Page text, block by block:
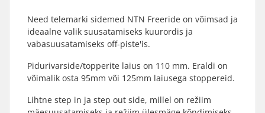
Need telemarki sidemed NTN Freeride on võimsad ja
ideaalne valik suusatamiseks kuurordis ja
vabasuusatamiseks off-piste'is.
Pidurivarside/topperite laius on 110 mm. Eraldi on
võimalik osta 95mm või 125mm laiusega stoppereid.
Lihtne step in ja step out side, millel on režiim